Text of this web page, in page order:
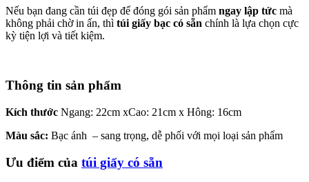
Nếu bạn đang cần túi đẹp để đóng gói sản phẩm ngay lập tức mà
không phải chờ in ấn, thì túi giấy bạc có sẵn chính là lựa chọn cực
kỳ tiện lợi và tiết kiệm.
Thông tin sản phẩm
Kích thước Ngang: 22cm xCao: 21cm x Hông: 16cm
Màu sắc: Bạc ánh – sang trọng, dễ phối với mọi loại sản phẩm
Ưu điểm của túi giấy có sẵn